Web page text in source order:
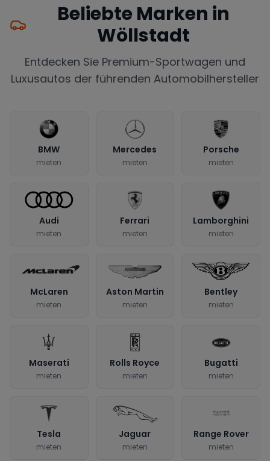
Beliebte Marken in
Wöllstadt
Entdecken Sie Premium-Sportwagen und
Luxusautos der führenden Automobilhersteller
BMW
mieten
Mercedes
mieten
Porsche
mieten
Audi
mieten
Ferrari
mieten
Lamborghini
mieten
McLaren
mieten
Aston Martin
mieten
Bentley
mieten
Maserati
mieten
Rolls Royce
mieten
Bugatti
mieten
Tesla
mieten
Jaguar
mieten
Range Rover
mieten